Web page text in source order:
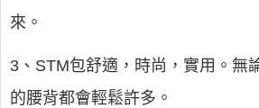
來。
3、STM包舒適，時尚，實用。無
的腰背都會輕鬆許多。